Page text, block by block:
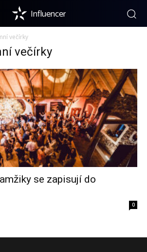
Influencer
večírky
večírky
se zapisují do
0